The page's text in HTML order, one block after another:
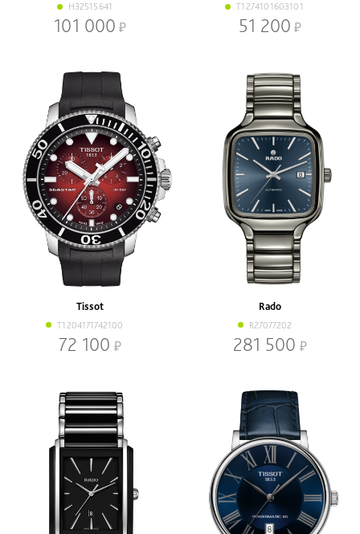
H32515641
101 000
T1274101603101
51 200
Tissot
T1204171742100
72 100
Rado
R27077202
281 500